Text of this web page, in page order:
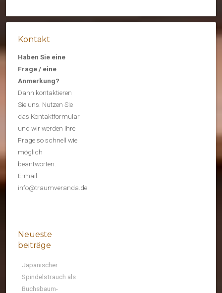
Kontakt
Haben Sie eine
Frage / eine
Anmerkung?
Dann kontaktieren
Sie uns. Nutzen Sie
das Kontaktformular
und wir werden Ihre
Frage so schnell wie
möglich
beantworten.
E-mail:
info@traumveranda.de
Neueste
beiträge
Japanischer
Spindelstrauch als
Buchsbaum-